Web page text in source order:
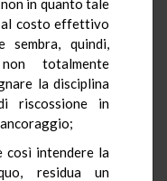
in quanto tale
al costo effettivo
sembra, quindi,
totalmente
la disciplina
riscossione in
così intendere la
residua un